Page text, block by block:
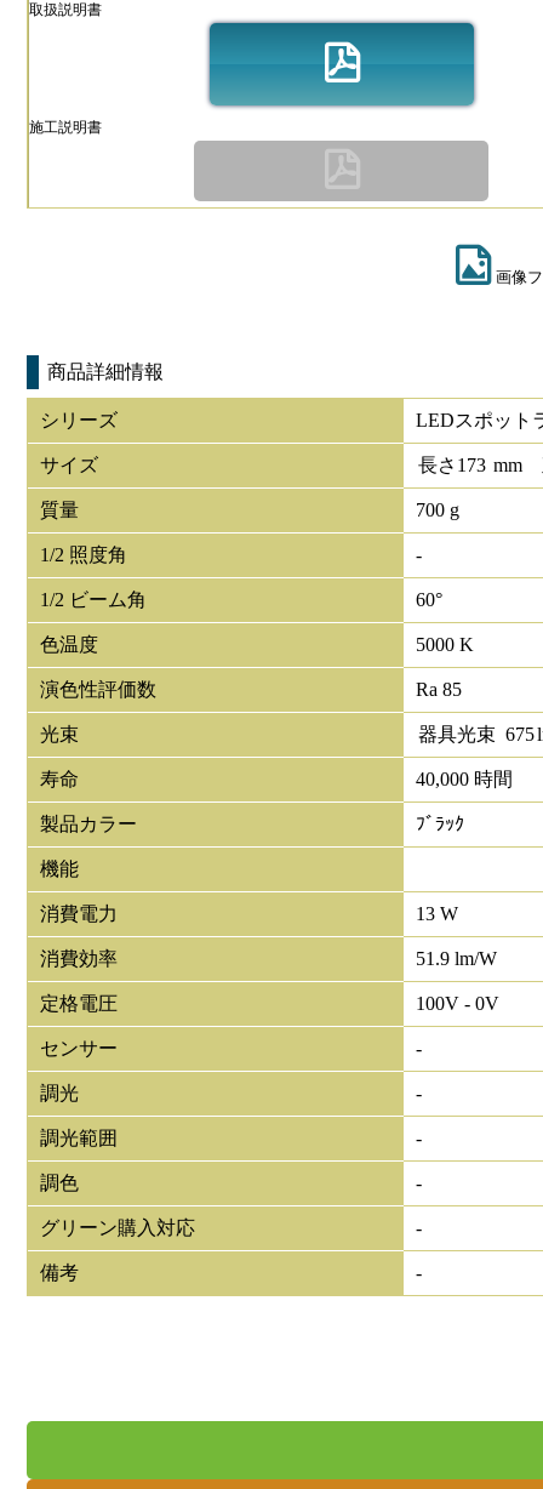
取扱説明書
施工説明書
画像
商品詳細情報
シリーズ LEDスポット
サイズ 長さ 173 mm
質量 700 g
1/2 照度角 -
1/2 ビーム角 60°
色温度 5000 K
演色性評価数 Ra 85
光束 器具光束 675
寿命 40,000 時間
製品カラー ﾌﾞﾗｯｸ
機能
消費電力 13 W
消費効率 51.9 lm/W
定格電圧 100V - 0V
センサー -
調光 -
調光範囲 -
調色 -
グリーン購入対応 -
備考 -